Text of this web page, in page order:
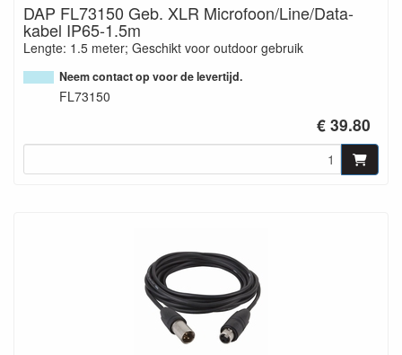
DAP FL73150 Geb. XLR Microfoon/Line/Data-
kabel IP65-1.5m
Lengte: 1.5 meter; Geschikt voor outdoor gebruik
Neem contact op voor de levertijd.
FL73150
€ 39.80